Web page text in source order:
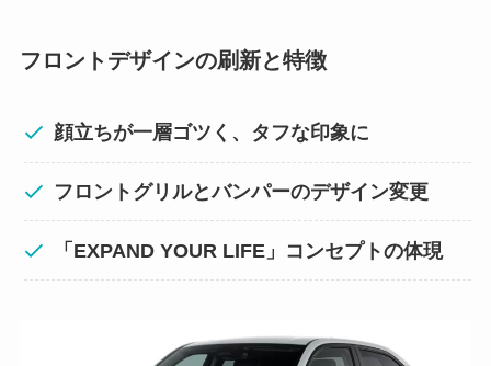
フロントデザインの刷新と特徴
顔立ちが一層ゴツく、タフな印象に
フロントグリルとバンパーのデザイン変更
「EXPAND YOUR LIFE」コンセプトの体現